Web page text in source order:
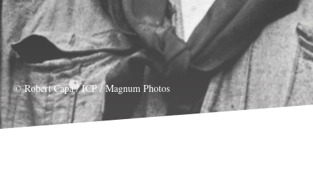
© Robert Capa / ICP / Magnum Photos